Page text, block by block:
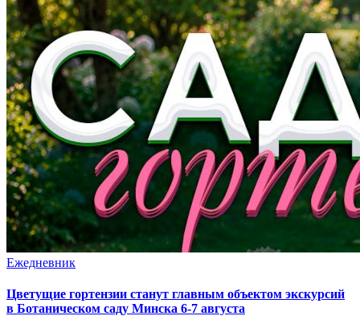
Ежедневник
Цветущие гортензии станут главным объектом экскурсий
в Ботаническом саду Минска 6-7 августа